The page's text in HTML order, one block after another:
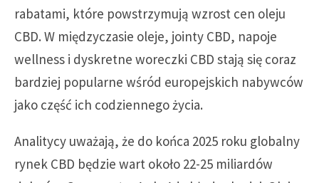
rabatami, które powstrzymują wzrost cen oleju
CBD. W międzyczasie oleje, jointy CBD, napoje
wellness i dyskretne woreczki CBD stają się coraz
bardziej popularne wśród europejskich nabywców
jako część ich codziennego życia.
Analitycy uważają, że do końca 2025 roku globalny
rynek CBD będzie wart około 22-25 miliardów